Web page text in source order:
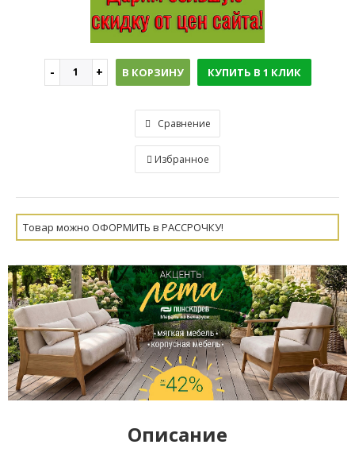
В КОРЗИНУ КУПИТЬ В 1 КЛИК
Сравнение
Избранное
Товар можно ОФОРМИТЬ в РАССРОЧКУ!
Описание